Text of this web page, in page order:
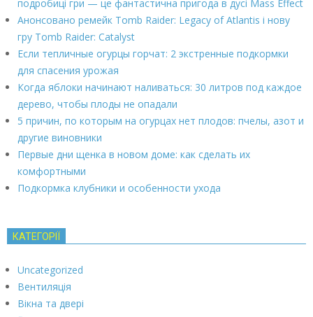
подробиці гри — це фантастична пригода в дусі Mass Effect
Анонсовано ремейк Tomb Raider: Legacy of Atlantis і нову
гру Tomb Raider: Catalyst
Если тепличные огурцы горчат: 2 экстренные подкормки
для спасения урожая
Когда яблоки начинают наливаться: 30 литров под каждое
дерево, чтобы плоды не опадали
5 причин, по которым на огурцах нет плодов: пчелы, азот и
другие виновники
Первые дни щенка в новом доме: как сделать их
комфортными
Подкормка клубники и особенности ухода
КАТЕГОРІЇ
Uncategorized
Вентиляція
Вікна та двері